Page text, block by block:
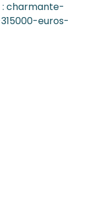
: charmante-
euros-